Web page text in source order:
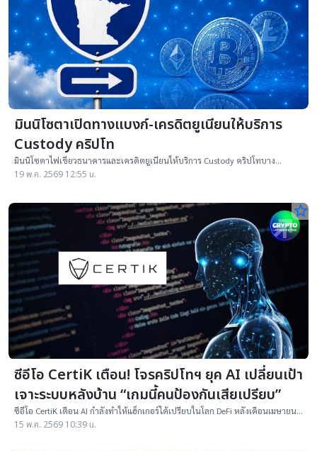
มินนิโซตาเปิดทางแบงก์-เครดิตยูเนียนให้บริการ
Custody คริปโท
มินนิโซตาไฟเขียวธนาคารและเครดิตยูเนียนให้บริการ Custody คริปโทบาง
ประเภท เริ่ม 1 ส.ค. หลังผู้ว่าการรัฐลงนาม HF 3709
19 พ.ค. 2569 12:55 น.
star_border
ซีอีโอ CertiK เตือน! โจรคริปโทฯ ยุค AI เปลี่ยนเป้า
เจาะระบบหลังบ้าน “เกมนี้คนป้องกันเสียเปรียบ”
ซีอีโอ CertiK เตือน AI กำลังทำให้แฮ็กเกอร์ได้เปรียบในโลก DeFi หลังเดือนเมษายน
เกิดเหตุโจมตีคริปโทฯ จนเสียหายกว่า 690 ล้านดอลลาร์
15 พ.ค. 2569 10:39 น.